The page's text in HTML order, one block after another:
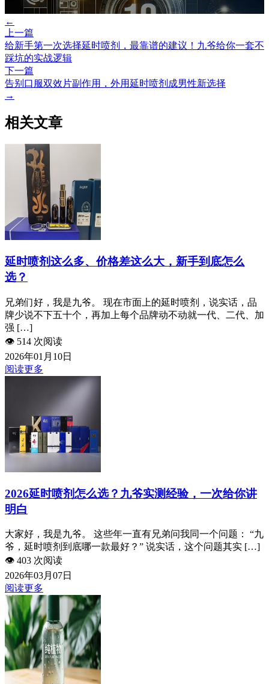
←
上一篇
给新手第一次选择延时喷剂，最靠谱的建议！九爷给你一套不
踩坑的实战逻辑
下一篇
告别口服双效片副作用，外用延时喷剂成男性新选择
→
相关文章
延时喷剂这么多、价格差这么大，新手到底怎么
选？
兄弟们好，我是九爷。 现在市面上的延时喷剂，说实话，品
牌少说不下五十个，再加上每个品牌动不动就一代、二代、加
强 […]
👁️ 514 次阅读
2026年01月10日
阅读更多
2026延时喷剂怎么选？九爷实测经验，一次给你讲
明白
大家好，我是九爷。 这些年一直有兄弟问我同一个问题： “九
爷，延时喷剂到底哪一款最好？” 说实话，这个问题其实 […]
👁️ 403 次阅读
2026年03月07日
阅读更多